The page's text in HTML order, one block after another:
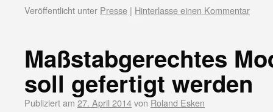
Veröffentlicht unter Presse | Hinterlasse einen Kommentar
Maßstabgerechtes
soll gefertigt werden
Publiziert am 27. April 2014von Roland Esken